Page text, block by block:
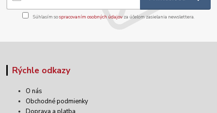
Súhlasím sospracovaním osobných údajov za účelom zasielania newslettera.
Rýchle odkazy
O nás
Obchodné podmienky